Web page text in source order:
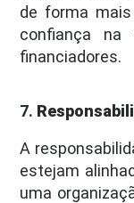
de forma
confiança na
financiadores.
7.
A
estejam
uma